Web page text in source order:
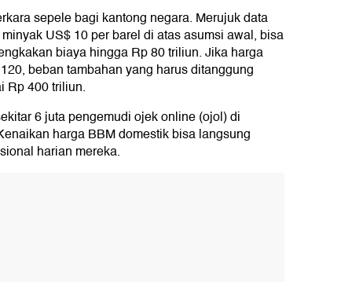
sepele bagi kantong negara. Merujuk data
US$ 10 per barel di atas asumsi awal, bisa
biaya hingga Rp 80 triliun. Jika harga
beban tambahan yang harus ditanggung
Rp 400 triliun.
6 juta pengemudi ojek online (ojol) di
harga BBM domestik bisa langsung
harian mereka.